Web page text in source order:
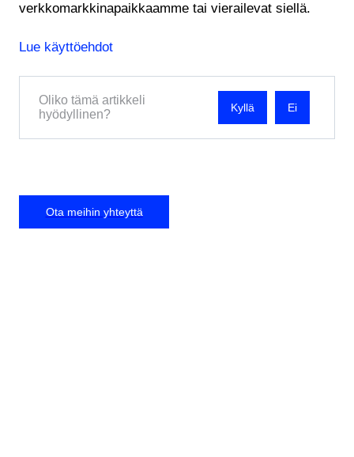
verkkomarkkinapaikkaamme tai vierailevat siellä.
Lue käyttöehdot
Oliko tämä artikkeli
hyödyllinen?
Ei
Ota meihin yhteyttä